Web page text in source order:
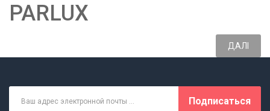
PARLUX
ДАЛІ
Подписаться